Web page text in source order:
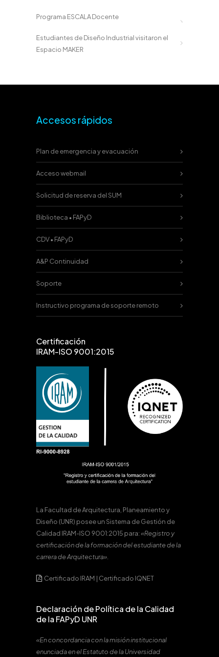
Programa ESCALA Docente
Estudiantes de Diseño Industrial visitaron el
Espacio MAKER
Accesos rápidos
Plan de emergencia y evacuación
Acceso webmail
Solicitud de reserva del SUM
Biblioteca • FAPyD
CDV • FAPyD
A&P Continuidad
Soporte
Instructivo programa de soporte remoto
Certificación
IRAM-ISO 9001:2015
La Facultad de Arquitectura, Planeamiento y
Diseño (UNR) posee un Sistema de Gestión de
Calidad IRAM-ISO 9001:2015 para:«Registro y
certificación de la formación del estudiante de la
carrera de Arquitectura».
Certificado IRAM | Certificado IQNET
Declaración de Política de la Calidad
de la FAPyD UNR
«En concordancia con la misión institucional
enunciada en el Estatuto de la Universidad